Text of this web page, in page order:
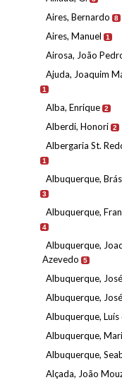
Aires, Bernardo 8
Aires, Manuel 1
Airosa, João
Ajuda, Joaquim
1
Alba, Enrique 2
Alberdi, Honori 2
Albergaria St.
1
Albuquerque,
3
Albuquerque,
4
Albuquerque,
Azevedo
5
Albuquerque,
Albuquerque,
Albuquerque, Luís
Albuquerque,
Albuquerque,
Alçada, João